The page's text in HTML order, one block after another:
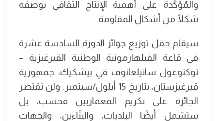
والمُؤكِّدة على أهمية الإنتاج الثقافي بوصفه
شكلًا من أشكال المقاومة.
سيقام حفل توزيع جوائز الدورة السادسة عشرة
في قاعة الفيلهارمونية الوطنية القيرغيزية –
توكتوغول ساتيلغانوف في بيشكيك، جمهورية
قيرغيزستان، بتاريخ 15 أيلول/سبتمبر. ولن تقتصر
الجائزة على تكريم المعماريين فحسب، بل
ستشمل أيضًا البلديات، والبنّاءين، والجهات